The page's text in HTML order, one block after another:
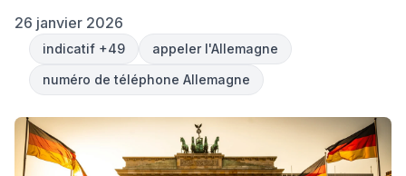
26 janvier 2026
indicatif +49
appeler l'Allemagne
numéro de téléphone Allemagne